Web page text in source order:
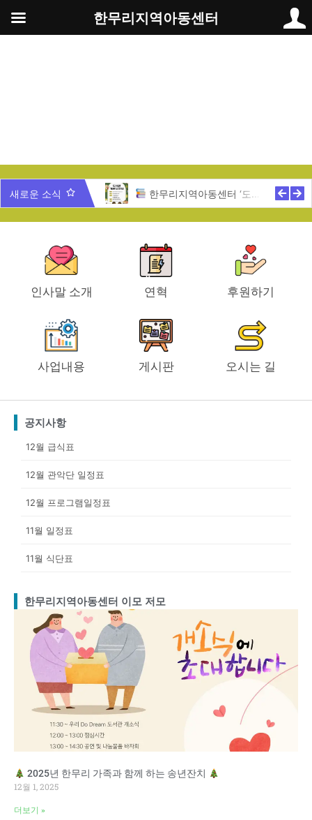
새로운 소식
가족과 함께 하는 송년잔치 한무리지역아동센터 ‘도서관 개관식’ 안내
인사말 소개 연혁 후원하기
사업내용 게시판 오시는 길
공지사항
12월 급식표
12월 관악단 일정표
12월 프로그램일정표
11월 일정표
11월 식단표
한무리지역아동센터 이모 저모
2025년 한무리 가족과 함께 하는 송년잔치
12월 1, 2025
더보기 »
한무리지역아동센터